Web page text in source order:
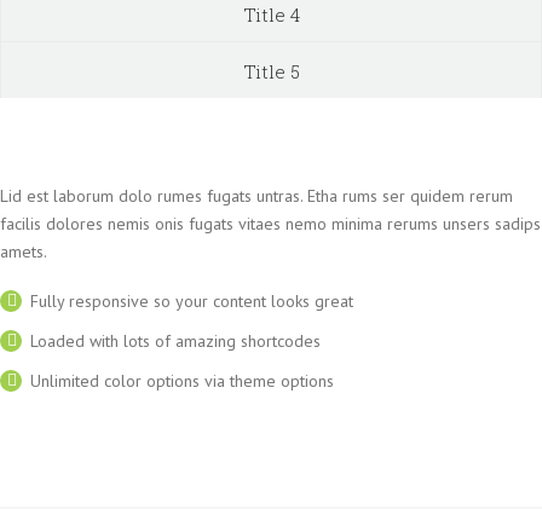
Title 4
Title 5
Lid est laborum dolo rumes fugats untras. Etha rums ser quidem rerum
facilis dolores nemis onis fugats vitaes nemo minima rerums unsers sadips
amets.
Fully responsive so your content looks great
Loaded with lots of amazing shortcodes
Unlimited color options via theme options